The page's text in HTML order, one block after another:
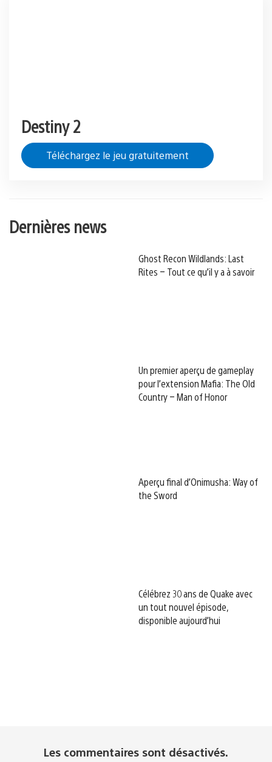
Destiny 2
Téléchargez le jeu gratuitement
Dernières news
Ghost Recon Wildlands: Last
Rites – Tout ce qu’il y a à savoir
Un premier aperçu de gameplay
pour l’extension Mafia: The Old
Country – Man of Honor
Aperçu final d’Onimusha: Way of
the Sword
Célébrez 30 ans de Quake avec
un tout nouvel épisode,
disponible aujourd’hui
Les commentaires sont désactivés.